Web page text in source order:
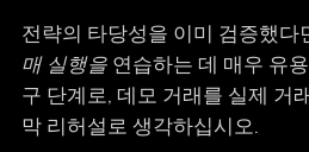
전략의 타당성을 이미 검증했다
매 실행을연습하는 데 매우 유
구 단계로, 데모 거래를 실제 거
막 리허설로 생각하십시오.